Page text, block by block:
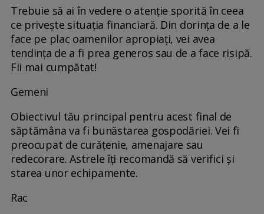
Trebuie să ai în vedere o atenție sporită în ceea
ce privește situația financiară. Din dorința de a le
face pe plac oamenilor apropiați, vei avea
tendința de a fi prea generos sau de a face risipă.
Fii mai cumpătat!
Gemeni
Obiectivul tău principal pentru acest final de
săptămâna va fi bunăstarea gospodăriei. Vei fi
preocupat de curățenie, amenajare sau
redecorare. Astrele îți recomandă să verifici și
starea unor echipamente.
Rac